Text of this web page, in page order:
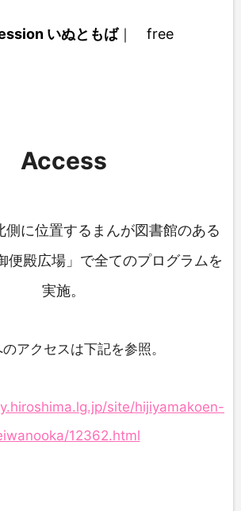
いぬともば｜ free
Access
側に位置するまんが図書館のある
便殿広場」で全てのプログラムを
実施。
アクセスは下記を参照。
site/hijiyamakoen-
12362.html